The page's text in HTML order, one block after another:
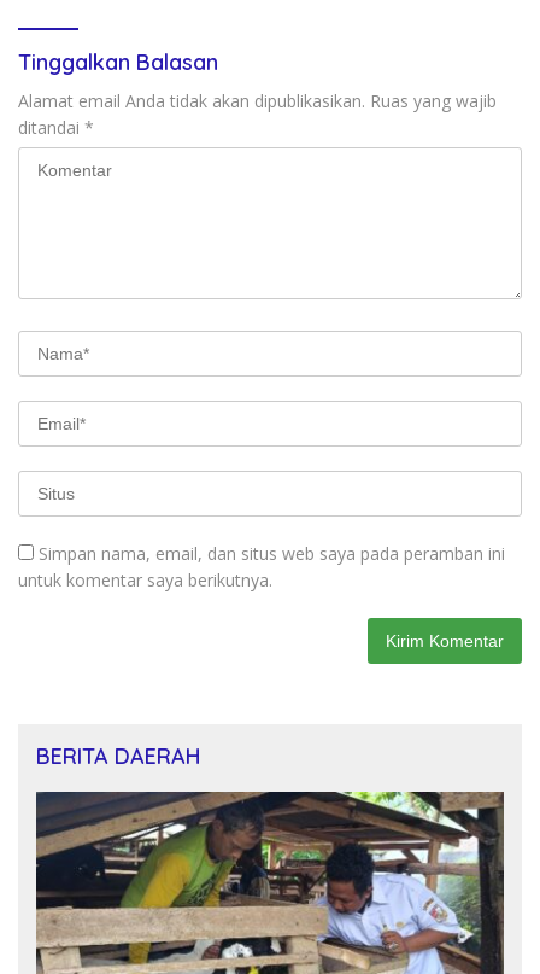
Tinggalkan Balasan
Alamat email Anda tidak akan dipublikasikan. Ruas yang wajib
ditandai *
Simpan nama, email, dan situs web saya pada peramban ini
untuk komentar saya berikutnya.
BERITA DAERAH